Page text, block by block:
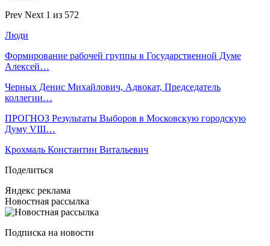
Prev Next 1 из 572
Люди
Формирование рабочей группы в Государственной Думе
Алексей…
Черных Денис Михайлович, Адвокат, Председатель
коллегии…
ПРОГНОЗ Результаты Выборов в Московскую городскую
Думу VIII…
Крохмаль Константин Витальевич
Поделиться
Яндекс реклама
Новостная рассылка
Подписка на новости